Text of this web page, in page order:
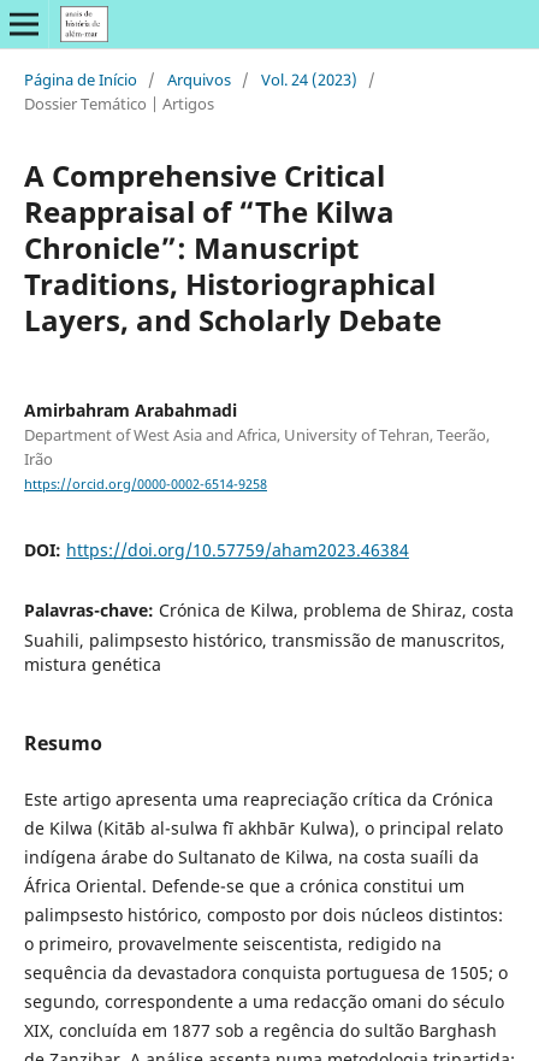
Página de Início / Arquivos / Vol. 24 (2023)
/
Dossier Temático | Artigos
A Comprehensive Critical
Reappraisal of “The Kilwa
Chronicle”: Manuscript
Traditions, Historiographical
Layers, and Scholarly Debate
Amirbahram Arabahmadi
Department of West Asia and Africa, University of Tehran, Teerão,
Irão
https://orcid.org/0000-0002-6514-9258
DOI: https://doi.org/10.57759/aham2023.46384
Palavras-chave: Crónica de Kilwa, problema de Shiraz, costa
Suahili, palimpsesto histórico, transmissão de manuscritos,
mistura genética
Resumo
Este artigo apresenta uma reapreciação crítica da Crónica
de Kilwa (Kitāb al-sulwa fī akhbār Kulwa), o principal relato
indígena árabe do Sultanato de Kilwa, na costa suaíli da
África Oriental. Defende-se que a crónica constitui um
palimpsesto histórico, composto por dois núcleos distintos:
o primeiro, provavelmente seiscentista, redigido na
sequência da devastadora conquista portuguesa de 1505; o
segundo, correspondente a uma redacção omani do século
XIX, concluída em 1877 sob a regência do sultão Barghash